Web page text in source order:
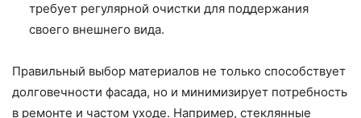
требует регулярной очистки для поддержания
своего внешнего вида.
Правильный выбор материалов не только способствует
долговечности фасада, но и минимизирует потребность
в ремонте и частом уходе. Например, стеклянные